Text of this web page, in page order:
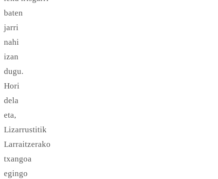
baten
jarri
nahi
izan
dugu.
Hori
dela
eta,
Lizarrustitik
Larraitzerako
txangoa
egingo